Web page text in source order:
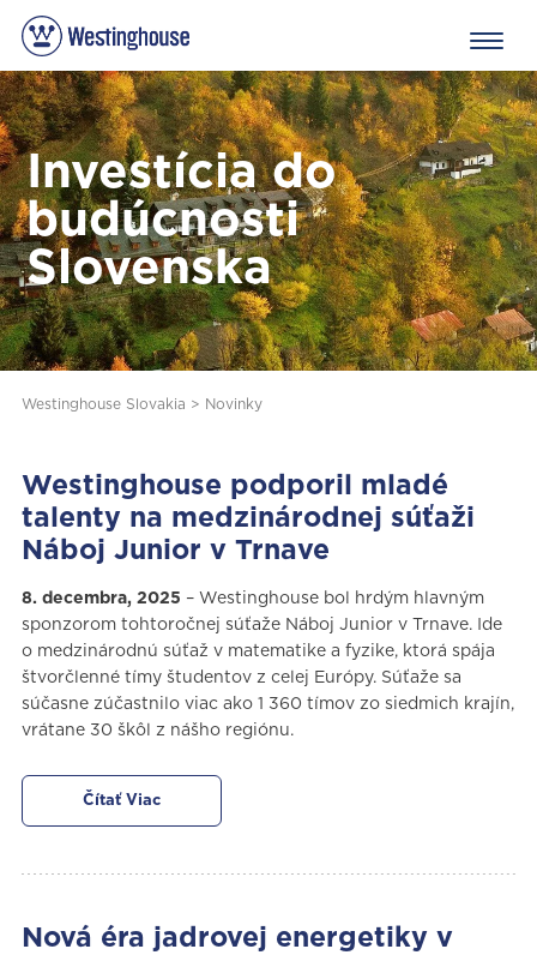
Investícia do
budúcnosti
Slovenska
Westinghouse Slovakia > Novinky
Westinghouse podporil mladé
talenty na medzinárodnej súťaži
Náboj Junior v Trnave
8. decembra, 2025 – Westinghouse bol hrdým hlavným
sponzorom tohtoročnej súťaže Náboj Junior v Trnave. Ide
o medzinárodnú súťaž v matematike a fyzike, ktorá spája
štvorčlenné tímy študentov z celej Európy. Súťaže sa
súčasne zúčastnilo viac ako 1 360 tímov zo siedmich krajín,
vrátane 30 škôl z nášho regiónu.
Čítať Viac
Nová éra jadrovej energetiky v